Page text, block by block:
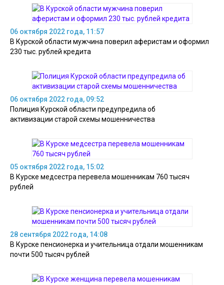
06 октября 2022 года, 11:57
В Курской области мужчина поверил аферистам и оформил
230 тыс. рублей кредита
06 октября 2022 года, 09:52
Полиция Курской области предупредила об
активизации старой схемы мошенничества
05 октября 2022 года, 15:02
В Курске медсестра перевела мошенникам 760 тысяч
рублей
28 сентября 2022 года, 14:08
В Курске пенсионерка и учительница отдали мошенникам
почти 500 тысяч рублей